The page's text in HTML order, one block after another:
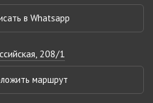
в Whatsapp
208/1
маршрут